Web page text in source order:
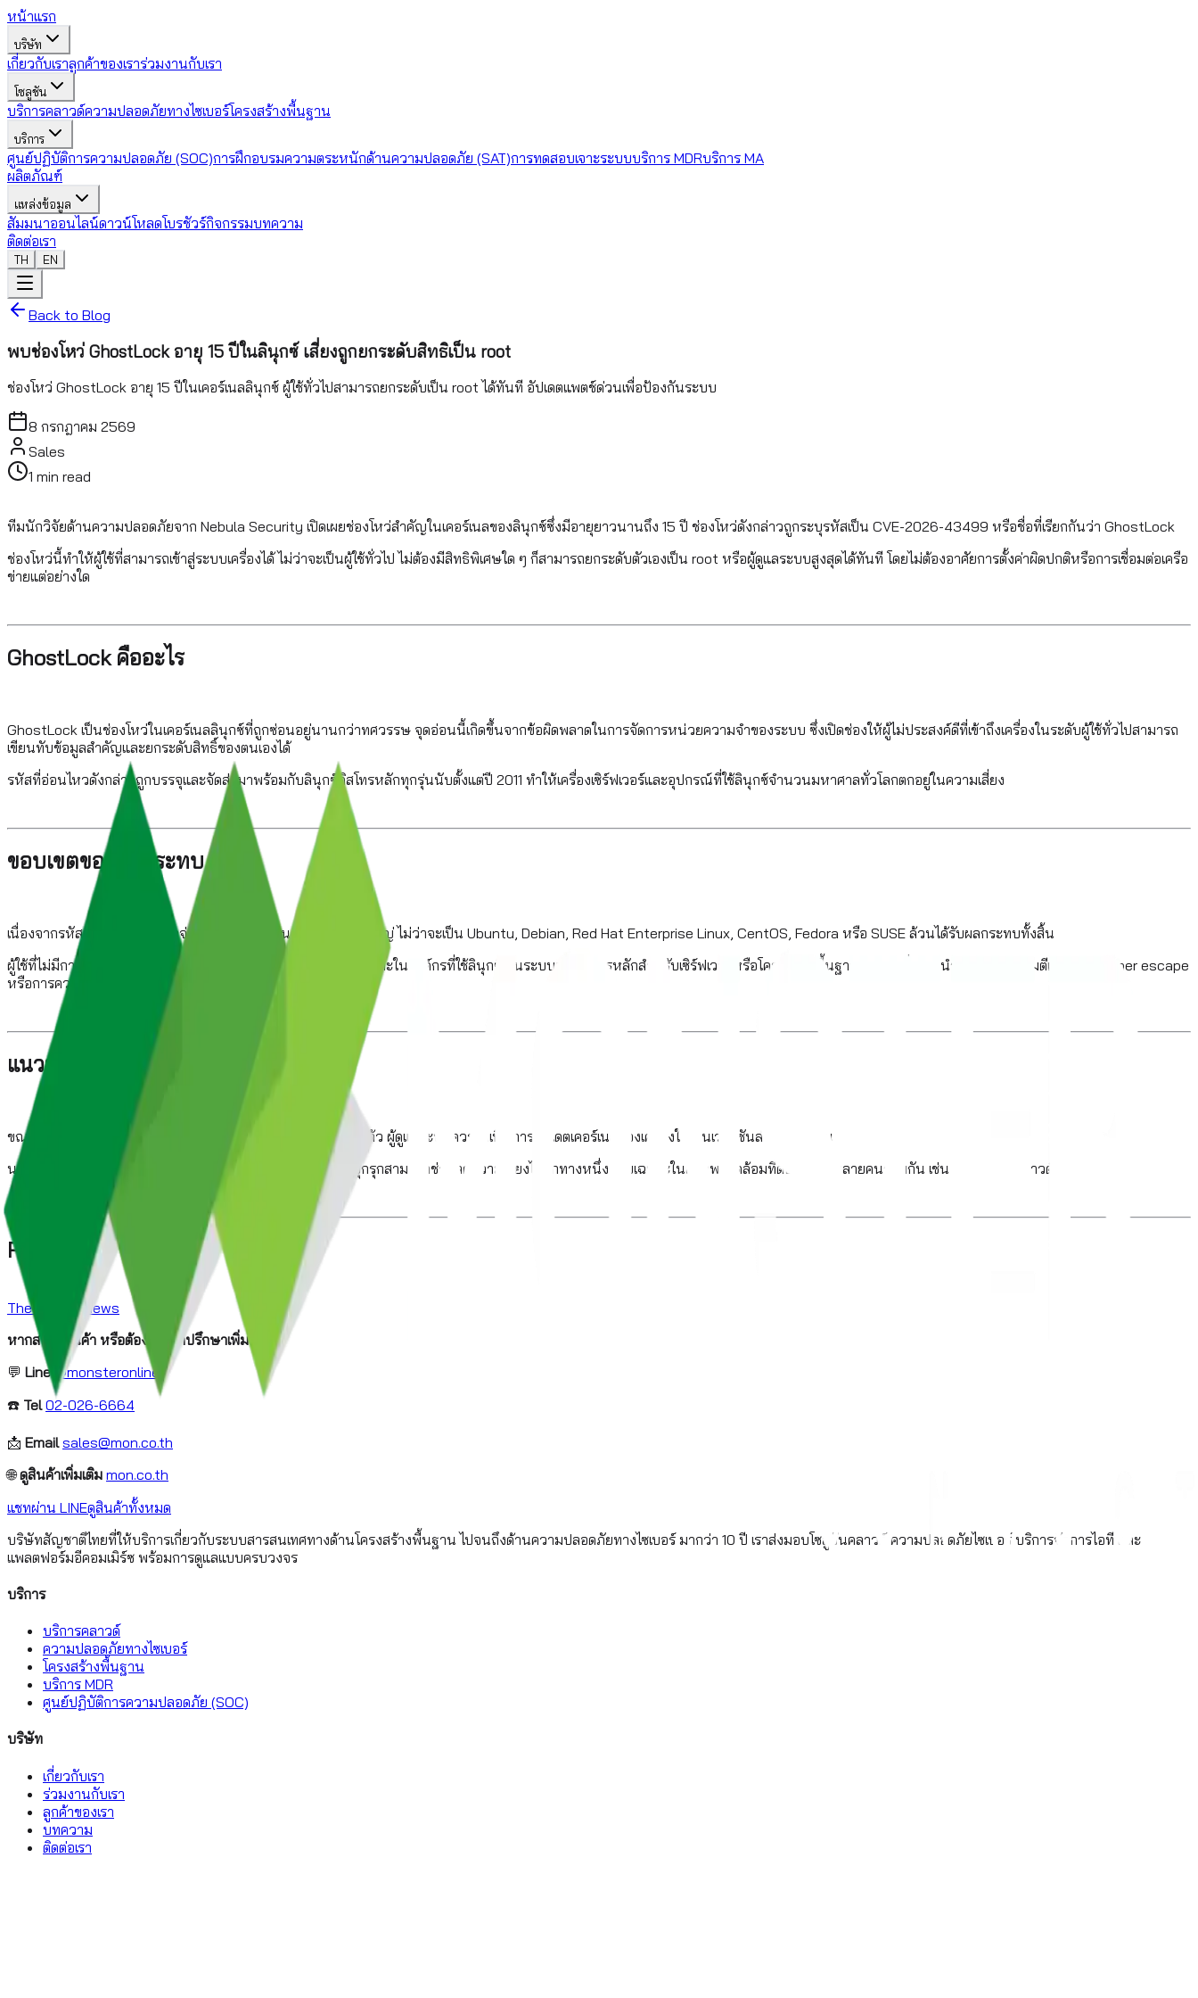
หน้าแรก
บริษัท
เกี่ยวกับเราลูกค้าของเราร่วมงานกับเรา
โซลูชัน
บริการคลาวด์ความปลอดภัยทางไซเบอร์โครงสร้างพื้นฐาน
บริการ
ศูนย์ปฏิบัติการความปลอดภัย (SOC)การฝึกอบรมความตระหนักด้านความปลอดภัย (SAT)การทดสอบเจาะระบบบริการ MDRบริการ MA
ผลิตภัณฑ์
แหล่งข้อมูล
สัมมนาออนไลน์ดาวน์โหลดโบรชัวร์กิจกรรมบทความ
ติดต่อเรา
TH EN
Back to Blog
พบช่องโหว่ GhostLock อายุ 15 ปีในลินุกซ์ เสี่ยงถูกยกระดับสิทธิเป็น root
ช่องโหว่ GhostLock อายุ 15 ปีในเคอร์เนลลินุกซ์ ผู้ใช้ทั่วไปสามารถยกระดับเป็น root ได้ทันที อัปเดตแพตช์ด่วนเพื่อป้องกันระบบ
8 กรกฎาคม 2569
Sales
1 min read
ทีมนักวิจัยด้านความปลอดภัยจาก Nebula Security เปิดเผยช่องโหว่สำคัญในเคอร์เนลของลินุกซ์ซึ่งมีอายุยาวนานถึง 15 ปี ช่องโหว่ดังกล่าวถูกระบุรหัสเป็น CVE-2026-43499 หรือชื่อที่เรียกกันว่า GhostLock
ช่องโหว่นี้ทำให้ผู้ใช้ที่สามารถเข้าสู่ระบบเครื่องได้ ไม่ว่าจะเป็นผู้ใช้ทั่วไป ไม่ต้องมีสิทธิพิเศษใด ๆ ก็สามารถยกระดับตัวเองเป็น root หรือผู้ดูแลระบบสูงสุดได้ทันที โดยไม่ต้องอาศัยการตั้งค่าผิดปกติหรือการเชื่อมต่อเครือ
ข่ายแต่อย่างใด
GhostLock คืออะไร
GhostLock เป็นช่องโหว่ในเคอร์เนลลินุกซ์ที่ถูกซ่อนอยู่นานกว่าทศวรรษ จุดอ่อนนี้เกิดขึ้นจากข้อผิดพลาดในการจัดการหน่วยความจำของระบบ ซึ่งเปิดช่องให้ผู้ไม่ประสงค์ดีที่เข้าถึงเครื่องในระดับผู้ใช้ทั่วไปสามารถ
เขียนทับข้อมูลสำคัญและยกระดับสิทธิ์ของตนเองได้
รหัสที่อ่อนไหวดังกล่าวถูกบรรจุและจัดส่งมาพร้อมกับลินุกซ์ดิสโทรหลักทุกรุ่นนับตั้งแต่ปี 2011 ทำให้เครื่องเซิร์ฟเวอร์และอุปกรณ์ที่ใช้ลินุกซ์จำนวนมหาศาลทั่วโลกตกอยู่ในความเสี่ยง
ขอบเขตของผลกระทบ
เนื่องจากรหัสที่อ่อนไหวถูกแจกจ่ายเป็นค่าเริ่มต้นในดิสโทรทุกรายใหญ่ ไม่ว่าจะเป็น Ubuntu, Debian, Red Hat Enterprise Linux, CentOS, Fedora หรือ SUSE ล้วนได้รับผลกระทบทั้งสิ้น
ผู้ใช้ที่ไม่มีการอัปเดตแพตช์ความปลอดภัยจะมีความเสี่ยงสูง โดยเฉพาะในองค์กรที่ใช้ลินุกซ์เป็นระบบปฏิบัติการหลักสำหรับเซิร์ฟเวอร์หรือโครงสร้างพื้นฐานคลาวด์ ซึ่งอาจนำไปสู่การถูกโจมตีแบบ container escape
หรือการควบคุมเครื่องโดยสมบูรณ์
แนวทางการแก้ไขและป้องกัน
ขณะนี้ทีมพัฒนาเคอร์เนลลินุกซ์ได้ปล่อยแพตช์สำหรับช่องโหว่นี้แล้ว ผู้ดูแลระบบควรดำเนินการอัปเดตเคอร์เนลของเครื่องให้เป็นเวอร์ชันล่าสุดโดยด่วน
นอกจากนี้ การจำกัดสิทธิ์ของผู้ใช้และการใช้ระบบตรวจจับการบุกรุกสามารถช่วยลดความเสี่ยงได้อีกทางหนึ่ง โดยเฉพาะในสภาพแวดล้อมที่ต้องใช้ผู้ใช้หลายคนร่วมกัน เช่น โฮสติ้งหรือคลาวด์เซิร์ฟเวอร์
Reference
The Hacker News
หากสนใจสินค้า หรือต้องการคำปรึกษาเพิ่มเติม
💬 Line @monsteronline
☎️ Tel 02-026-6664
📩 Email sales@mon.co.th
🌐ดูสินค้าเพิ่มเติม mon.co.th
แชทผ่าน LINEดูสินค้าทั้งหมด
บริษัทสัญชาติไทยที่ให้บริการเกี่ยวกับระบบสารสนเทศทางด้านโครงสร้างพื้นฐาน ไปจนถึงด้านความปลอดภัยทางไซเบอร์ มากว่า 10 ปี เราส่งมอบโซลูชันคลาวด์ ความปลอดภัยไซเบอร์ บริการจัดการไอที และ
แพลตฟอร์มอีคอมเมิร์ซ พร้อมการดูแลแบบครบวงจร
บริการ
บริการคลาวด์
ความปลอดภัยทางไซเบอร์
โครงสร้างพื้นฐาน
บริการ MDR
ศูนย์ปฏิบัติการความปลอดภัย (SOC)
บริษัท
เกี่ยวกับเรา
ร่วมงานกับเรา
ลูกค้าของเรา
บทความ
ติดต่อเรา